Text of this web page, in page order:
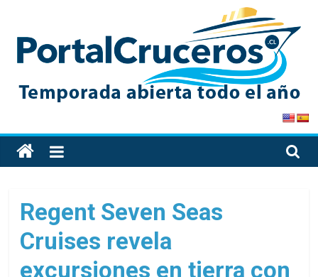
content
PortalCruceros
Toda
la
de
cruceros
en
solo
Regent Seven Seas
Cruises revela
excursiones en tierra con